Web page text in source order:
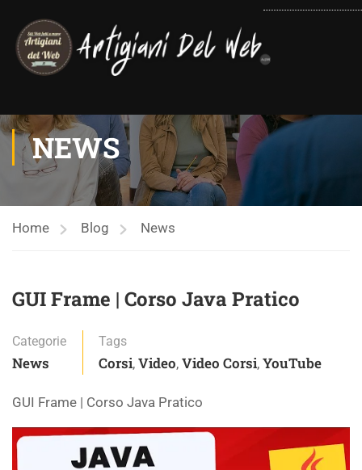
NEWS
Home Blog News
GUI Frame | Corso Java Pratico
Categorie
News
Tags
Corsi, Video, Video Corsi, YouTube
GUI Frame | Corso Java Pratico